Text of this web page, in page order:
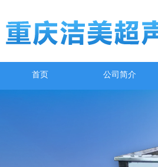
首页 公司简介